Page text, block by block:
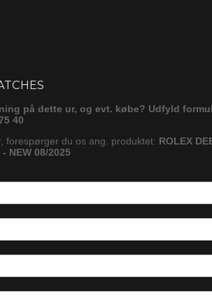
på dette ur, og evt. købe? Udfyld
40
forespørger du os ang. produktet: ROLEX
NEW 08/2025